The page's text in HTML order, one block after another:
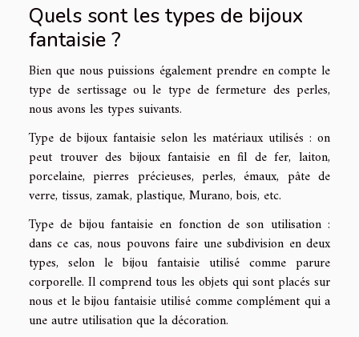
Quels sont les types de bijoux
fantaisie ?
Bien que nous puissions également prendre en compte le
type de sertissage ou le type de fermeture des perles,
nous avons les types suivants.
Type de bijoux fantaisie selon les matériaux utilisés : on
peut trouver des bijoux fantaisie en fil de fer, laiton,
porcelaine, pierres précieuses, perles, émaux, pâte de
verre, tissus, zamak, plastique, Murano, bois, etc.
Type de bijou fantaisie en fonction de son utilisation :
dans ce cas, nous pouvons faire une subdivision en deux
types, selon le bijou fantaisie utilisé comme parure
corporelle. Il comprend tous les objets qui sont placés sur
nous et le bijou fantaisie utilisé comme complément qui a
une autre utilisation que la décoration.